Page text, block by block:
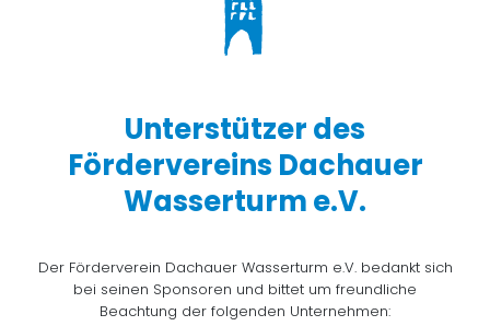
Unterstützer des
Fördervereins Dachauer
Wasserturm e.V.
Der Förderverein Dachauer Wasserturm e.V. bedankt sich
bei seinen Sponsoren und bittet um freundliche
Beachtung der folgenden Unternehmen: